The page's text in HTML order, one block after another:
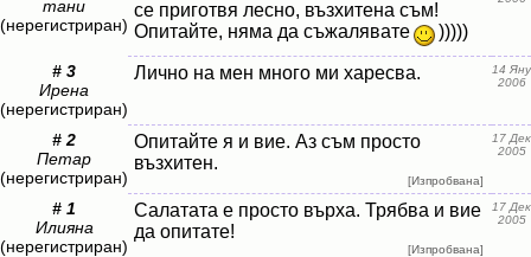
тани
(нерегистриран)
се приготвя лесно, възхитена съм!
Опитайте, няма да съжалявате
)))))
# 3
Ирена
(нерегистриран)
Лично на мен много ми харесва.
14 Яну
2006
# 2
Петар
(нерегистриран)
Опитайте я и вие. Аз съм просто
възхитен.
[Изпробвана]
17 Дек
2005
# 1
Илияна
(нерегистриран)
Салатата е просто върха. Трябва и вие
да опитате!
[Изпробвана]
17 Дек
2005